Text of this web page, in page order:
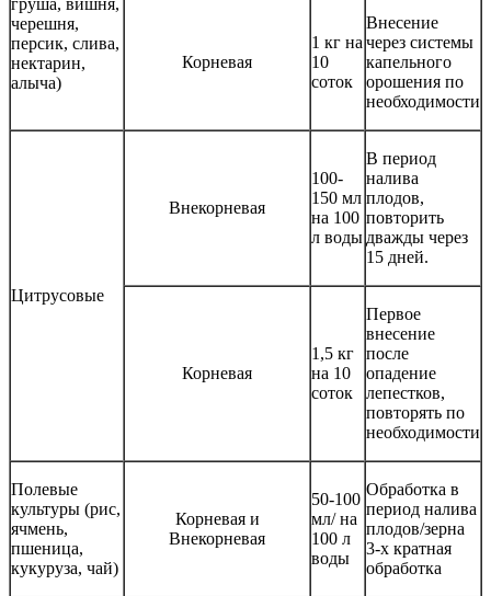
груша, вишня,
черешня,
персик, слива,
нектарин,
алыча)
Корневая
1 кг на
10
соток
Внесение
через системы
капельного
орошения по
необходимости
Цитрусовые
Внекорневая
100-
150 мл
на 100
л воды
В период
налива
плодов,
повторить
дважды через
15 дней.
Корневая
1,5 кг
на 10
соток
Первое
внесение
после
опадение
лепестков,
повторять по
необходимости
Полевые
культуры (рис,
ячмень,
пшеница,
кукуруза, чай)
Корневая и
Внекорневая
50-100
мл/ на
100 л
воды
Обработка в
период налива
плодов/зерна
3-х кратная
обработка